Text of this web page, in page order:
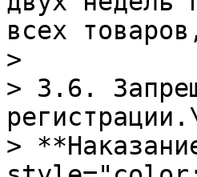
всех
>
> 3.6.
>